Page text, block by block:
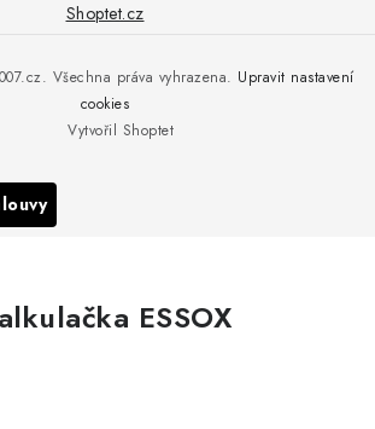
údajů
Shoptet.cz
Vytvořil Shoptet
. Všechna práva vyhrazena. Upravit nastavení
cookies
ESSOX